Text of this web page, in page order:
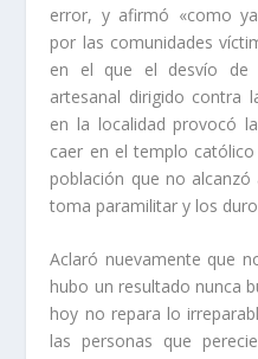
error, y afirmó «como
por las comunidades
en el que el desvío de
artesanal dirigido contra
en la localidad provocó
caer en el templo
población que no
toma paramilitar y los
Aclaró nuevamente que
hubo un resultado nunca
hoy no repara lo
las personas que